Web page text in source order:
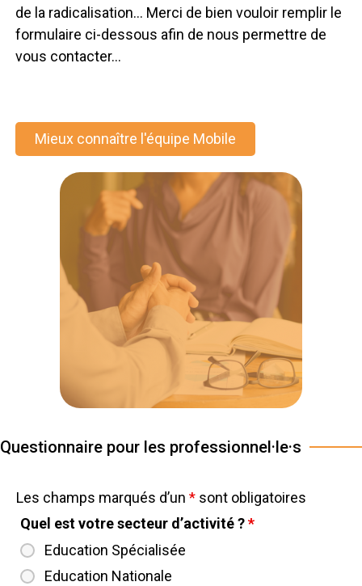
de la radicalisation… Merci de bien vouloir remplir le
formulaire ci-dessous afin de nous permettre de
vous contacter…
Mieux connaître l'équipe Mobile
Questionnaire pour les professionnel·le·s
Les champs marqués d’un * sont obligatoires
Quel est votre secteur d’activité ?*
Education Spécialisée
Education Nationale